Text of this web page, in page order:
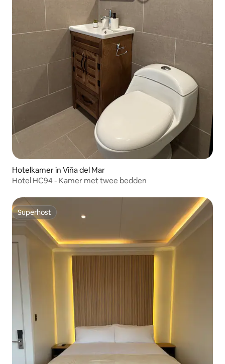
Hotelkamer in Viña del Mar
Hotel HC94 - Kamer met twee bedden
Superhost
Superhost